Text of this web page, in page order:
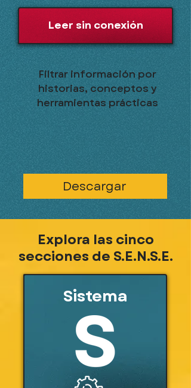
Leer sin conexión
Filtrar información por
historias, conceptos y
herramientas prácticas
Descargar
Explora las cinco
secciones de S.E.N.S.E.
Sistema